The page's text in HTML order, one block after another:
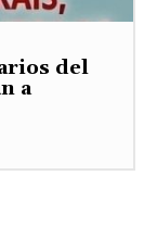
del
a